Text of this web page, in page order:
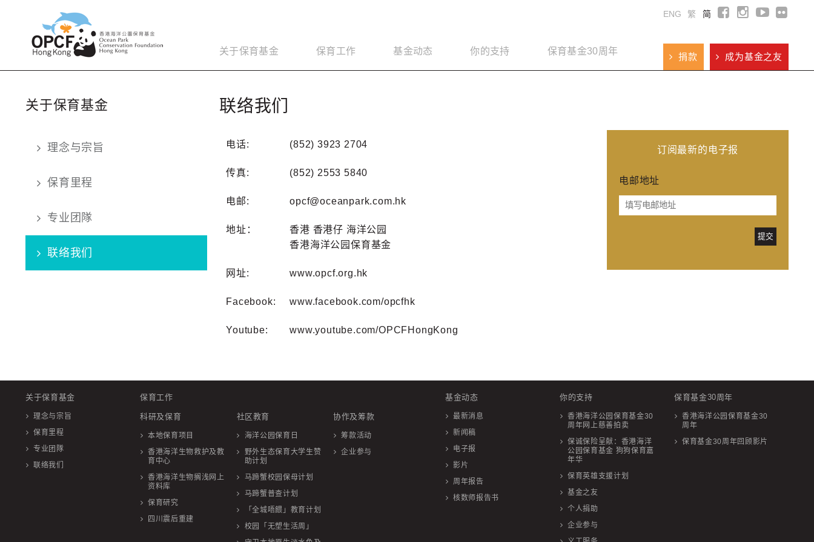
ENG 繁 简
关于保育基金 保育工作 基金动态 你的支持 保育基金30周年
成为基金之友
捐款
关于保育基金
理念与宗旨
保育里程
专业团隊
联络我们
联络我们
电话: (852) 3923 2704
传真: (852) 2553 5840
电邮: opcf@oceanpark.com.hk
地址：
香港 香港仔 海洋公园
香港海洋公园保育基金
网址: www.opcf.org.hk
Facebook: www.facebook.com/opcfhk
Youtube: www.youtube.com/OPCFHongKong
订阅最新的电子报
电邮地址
关于保育基金
理念与宗旨
保育里程
专业团隊
联络我们
保育工作
科研及保育
本地保育项目
香港海洋生物救护及教
育中心
香港海洋生物搁浅网上
资料库
保育研究
四川震后重建
社区教育
海洋公园保育日
野外生态保育大学生赞
助计划
马蹄蟹校园保母计划
马蹄蟹普查计划
「全城唔餵」教育计划
校园「无塑生活周」
协作及筹款
筹款活动
企业参与
基金动态
最新消息
新闻稿
电子报
影片
周年报告
核数师报告书
你的支持
香港海洋公园保育基金30
周年网上慈善拍卖
保诚保险呈献：香港海洋
公园保育基金 狗狗保育嘉
年华
保育英雄支援计划
基金之友
个人捐助
企业参与
保育基金30周年
香港海洋公园保育基金30
周年
保育基金30周年回顾影片